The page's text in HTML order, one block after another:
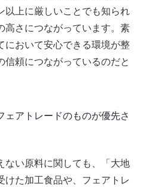
以上に厳しいことでも知られ
高さにつながっています。素
において安心できる環境が整
信頼につながっているのだと
ェアトレードのものが優先さ
ない原料に関しても、「大地
けた加工食品や、フェアトレ